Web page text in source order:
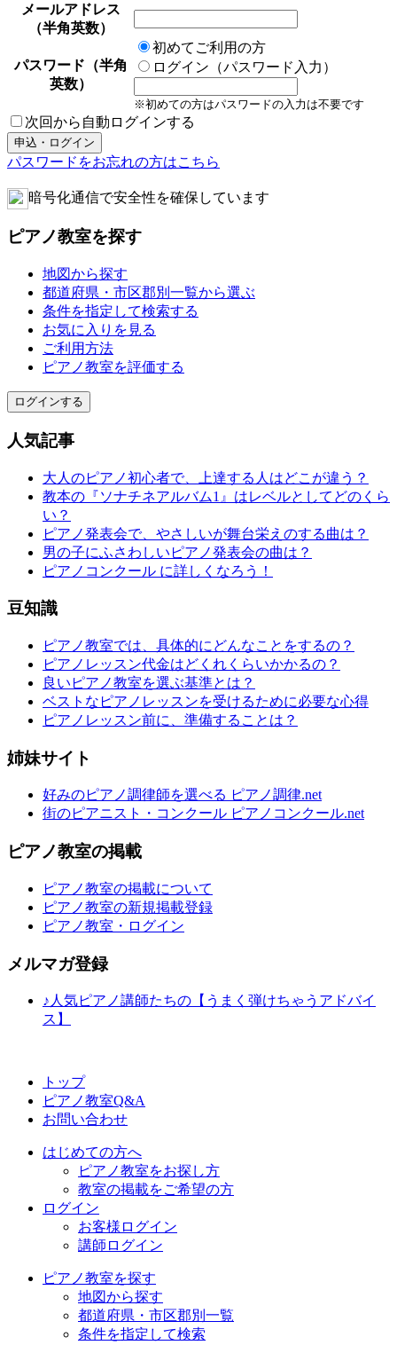
メールアドレス
（半角英数）
パスワード（半角
英数）
初めてご利用の方
ログイン（パスワード入力）
※初めての方はパスワードの入力は不要です
次回から自動ログインする
パスワードをお忘れの方はこちら
暗号化通信で安全性を確保しています
ピアノ教室を探す
地図から探す
都道府県・市区郡別一覧から選ぶ
条件を指定して検索する
お気に入りを見る
ご利用方法
ピアノ教室を評価する
ログインする
人気記事
大人のピアノ初心者で、上達する人はどこが違う？
教本の『ソナチネアルバム1』はレベルとしてどのくら
い？
ピアノ発表会で、やさしいが舞台栄えのする曲は？
男の子にふさわしいピアノ発表会の曲は？
ピアノコンクール に詳しくなろう！
豆知識
ピアノ教室では、具体的にどんなことをするの？
ピアノレッスン代金はどくれくらいかかるの？
良いピアノ教室を選ぶ基準とは？
ベストなピアノレッスンを受けるために必要な心得
ピアノレッスン前に、準備することは？
姉妹サイト
好みのピアノ調律師を選べる ピアノ調律.net
街のピアニスト・コンクール ピアノコンクール.net
ピアノ教室の掲載
ピアノ教室の掲載について
ピアノ教室の新規掲載登録
ピアノ教室・ログイン
メルマガ登録
♪人気ピアノ講師たちの【うまく弾けちゃうアドバイ
ス】
トップ
ピアノ教室Q&A
お問い合わせ
はじめての方へ
ピアノ教室をお探し方
教室の掲載をご希望の方
ログイン
お客様ログイン
講師ログイン
ピアノ教室を探す
地図から探す
都道府県・市区郡別一覧
条件を指定して検索